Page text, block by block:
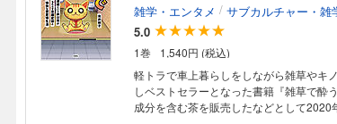
雑学・エンタメ / サブカルチャー・雑
5.0
1巻
1,540円 (税込)
軽トラで車上暮らしをしながら雑草やキ
しベストセラーとなった書籍『雑草で酔
成分を含む茶を販売したなどとして